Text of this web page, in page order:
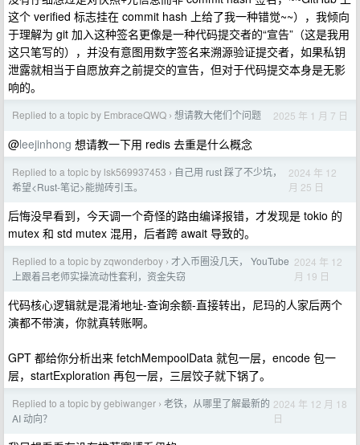
这个 verified 标志挂在 commit hash 上给了我一种错觉~~），我倾向
于理解为 git 加入这种签名更像是一种代码提交者的“宣告”（这是我用
这只笔写的），并没有意图用数字签名来溯源验证提交者，如果私钥
泄露就相当于自愿放弃之前提交的宣告，但对于代码提交本身是无影
响的。
Replied to a topic by EmbraceQWQ › 想请教大佬们个问题 2025 年 1 月 7 日
@leejinhong 想请教一下用 redis 去重是什么概念
Replied to a topic by lsk569937453 › 自己用 rust 踩了不少坑，
希望<Rust-笔记>能抛砖引玉。
2024 年 12
月 25 日
后悔没早看到，今天调一个奇怪的路由编译报错，才发现是 tokio 的
mutex 和 std mutex 混用，后者跨 await 导致的。
Replied to a topic by zqwonderboy › 才入币圈没几天， YouTube
上跟着吕老师实操流动性套利，资金失窃
2024 年 12
月 19 日
代码核心逻辑就是混淆地址-查询余额-直接转出，尼玛的人家后两个
演都不带演，你就真转账啊。
GPT 都给你分析出来 fetchMempoolData 就包一层，encode 包一
层，startExploration 再包一层，三层饺子就下锅了。
Replied to a topic by gebiwanger › 老铁，从哪里了解最新的
AI 动向？
2024 年 12 月 18
日